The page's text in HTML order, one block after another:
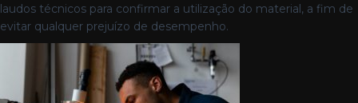
laudos técnicos para confirmar a utilização do material, a fim de
evitar qualquer prejuízo de desempenho.